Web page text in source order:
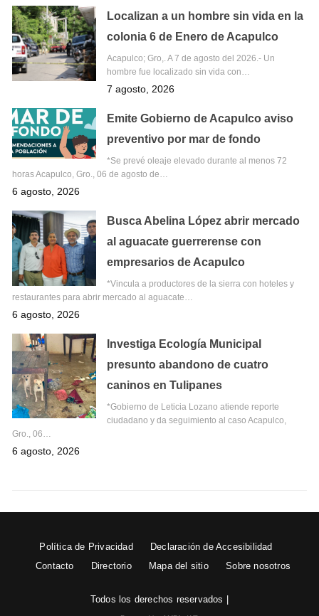
Localizan a un hombre sin vida en la
colonia 6 de Enero de Acapulco
Acapulco; Gro,. A 7 de agosto del 2026.- Un
hombre fue localizado sin vida con…
7 agosto, 2026
Emite Gobierno de Acapulco aviso
preventivo por mar de fondo
*Se prevé oleaje elevado durante al menos 72
horas Acapulco, Gro., 06 de agosto de…
6 agosto, 2026
Busca Abelina López abrir mercado
al aguacate guerrerense con
empresarios de Acapulco
*Vincula a productores de la sierra con hoteles y
restaurantes para abrir mercado al aguacate…
6 agosto, 2026
Investiga Ecología Municipal
presunto abandono de cuatro
caninos en Tulipanes
*Gobierno de Leticia Lozano atiende reporte
ciudadano y da seguimiento al caso Acapulco,
Gro., 06…
6 agosto, 2026
Política de Privacidad
Declaración de Accesibilidad
Contacto
Directorio Mapa del sitio Sobre nosotros
Todos los derechos reservados |